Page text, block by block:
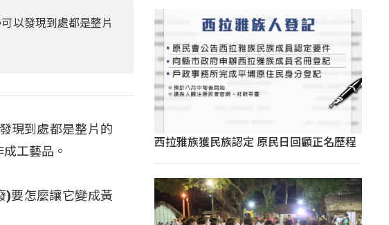
以發現到處都是整片
現到處都是整片的
工藝品。
)要怎麼讓它變成黃
西拉雅族獲民族認定 原民日回顧正名歷程